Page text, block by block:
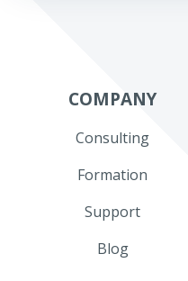
COMPANY
Consulting
Formation
Support
Blog